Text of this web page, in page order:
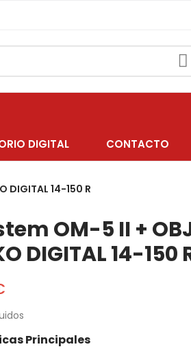
DIGITAL CONTACTO
DIGITAL 14-150 R
OM-5 II +
DIGITAL 14-150
Principales